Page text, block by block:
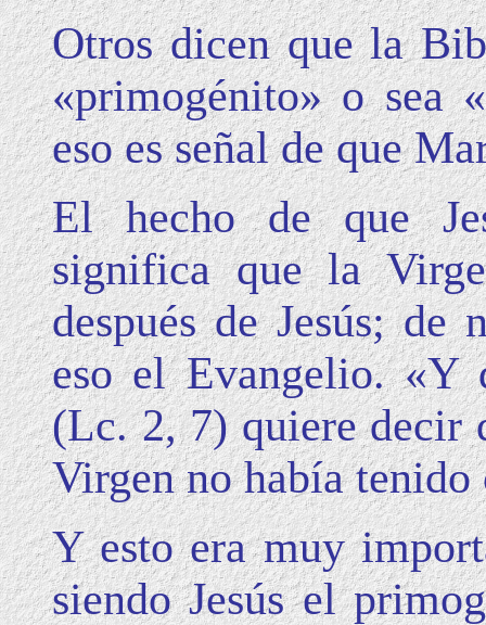
Otros dicen que la
«primogénito» o sea
eso es señal de que
El hecho de que
significa que la
después de Jesús; de
eso el Evangelio.
(Lc. 2, 7) quiere decir
Virgen no había
Y esto era muy
siendo Jesús el